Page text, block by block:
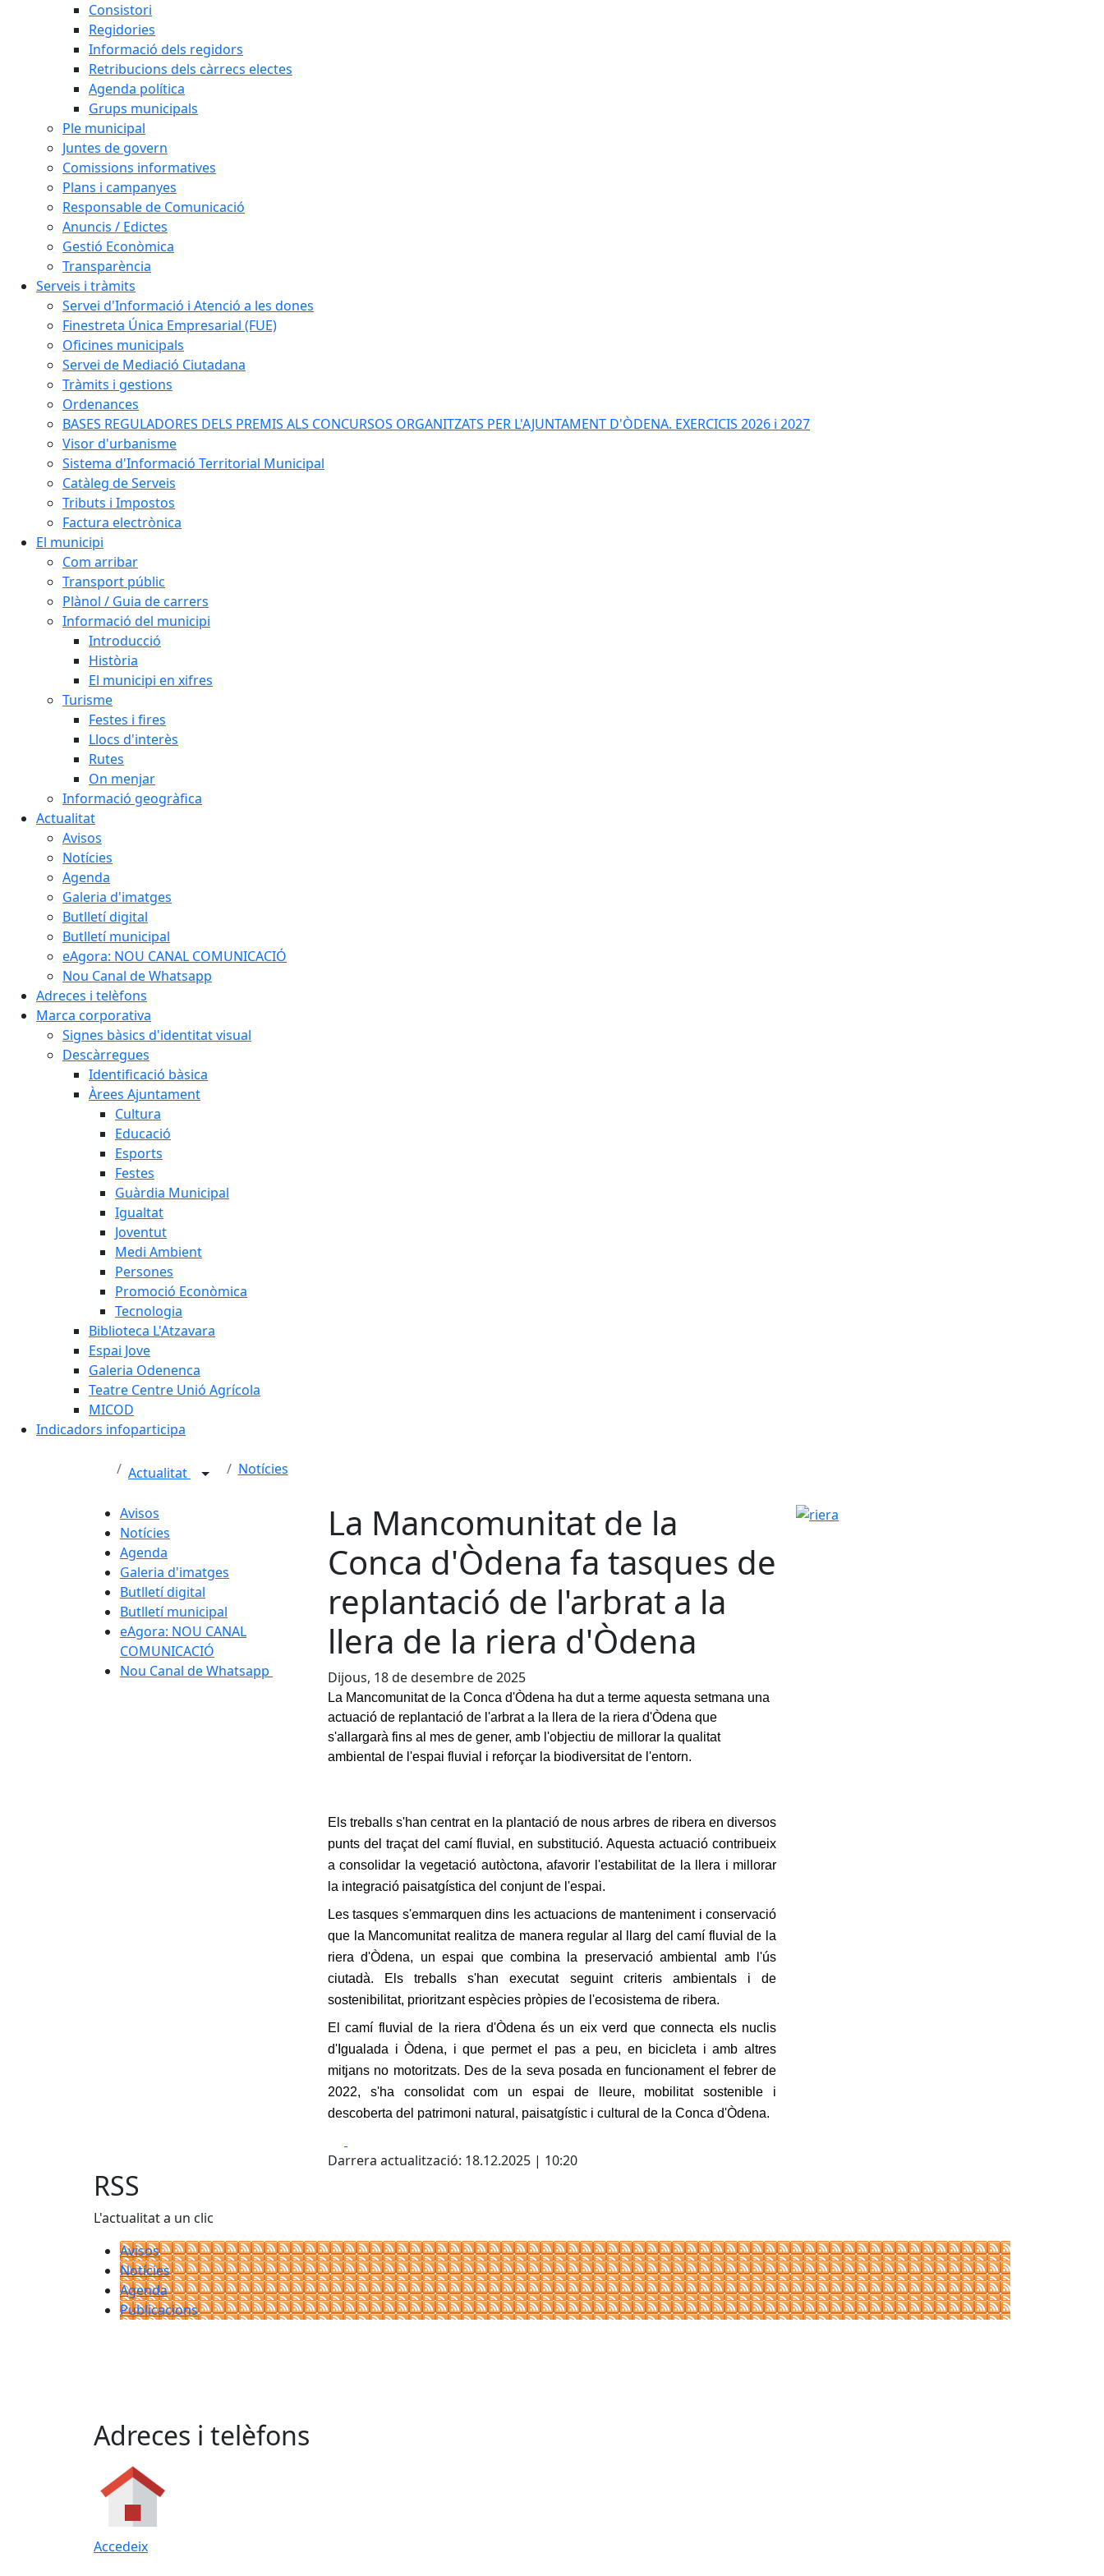
Consistori
Regidories
Informació dels regidors
Retribucions dels càrrecs electes
Agenda política
Grups municipals
Ple municipal
Juntes de govern
Comissions informatives
Plans i campanyes
Responsable de Comunicació
Anuncis / Edictes
Gestió Econòmica
Transparència
Serveis i tràmits
Servei d'Informació i Atenció a les dones
Finestreta Única Empresarial (FUE)
Oficines municipals
Servei de Mediació Ciutadana
Tràmits i gestions
Ordenances
BASES REGULADORES DELS PREMIS ALS CONCURSOS ORGANITZATS PER L'AJUNTAMENT D'ÒDENA. EXERCICIS 2026 i 2027
Visor d'urbanisme
Sistema d'Informació Territorial Municipal
Catàleg de Serveis
Tributs i Impostos
Factura electrònica
El municipi
Com arribar
Transport públic
Plànol / Guia de carrers
Informació del municipi
Introducció
Història
El municipi en xifres
Turisme
Festes i fires
Llocs d'interès
Rutes
On menjar
Informació geogràfica
Actualitat
Avisos
Notícies
Agenda
Galeria d'imatges
Butlletí digital
Butlletí municipal
eAgora: NOU CANAL COMUNICACIÓ
Nou Canal de Whatsapp
Adreces i telèfons
Marca corporativa
Signes bàsics d'identitat visual
Descàrregues
Identificació bàsica
Àrees Ajuntament
Cultura
Educació
Esports
Festes
Guàrdia Municipal
Igualtat
Joventut
Medi Ambient
Persones
Promoció Econòmica
Tecnologia
Biblioteca L'Atzavara
Espai Jove
Galeria Odenenca
Teatre Centre Unió Agrícola
MICOD
Indicadors infoparticipa
Actualitat Notícies
Avisos
Notícies
Agenda
Galeria d'imatges
Butlletí digital
Butlletí municipal
eAgora: NOU CANAL
COMUNICACIÓ
Nou Canal de Whatsapp
La Mancomunitat de la
Conca d'Òdena fa tasques de
replantació de l'arbrat a la
llera de la riera d'Òdena
Dijous, 18 de desembre de 2025
La Mancomunitat de la Conca d'Òdena ha dut a terme aquesta setmana una
actuació de replantació de l'arbrat a la llera de la riera d'Òdena que
s'allargarà fins al mes de gener, amb l'objectiu de millorar la qualitat
ambiental de l'espai fluvial i reforçar la biodiversitat de l'entorn.
Els treballs s'han centrat en la plantació de nous arbres de ribera en diversos
punts del traçat del camí fluvial, en substitució. Aquesta actuació contribueix
a consolidar la vegetació autòctona, afavorir l'estabilitat de la llera i millorar
la integració paisatgística del conjunt de l'espai.
Les tasques s'emmarquen dins les actuacions de manteniment i conservació
que la Mancomunitat realitza de manera regular al llarg del camí fluvial de la
riera d'Òdena, un espai que combina la preservació ambiental amb l'ús
ciutadà. Els treballs s'han executat seguint criteris ambientals i de
sostenibilitat, prioritzant espècies pròpies de l'ecosistema de ribera.
El camí fluvial de la riera d'Òdena és un eix verd que connecta els nuclis
d'Igualada i Òdena, i que permet el pas a peu, en bicicleta i amb altres
mitjans no motoritzats. Des de la seva posada en funcionament el febrer de
2022, s'ha consolidat com un espai de lleure, mobilitat sostenible i
descoberta del patrimoni natural, paisatgístic i cultural de la Conca d'Òdena.
Darrera actualització: 18.12.2025 | 10:20
riera
RSS
L'actualitat a un clic
Avisos
Notícies
Agenda
Publicacions
Adreces i telèfons
Accedeix